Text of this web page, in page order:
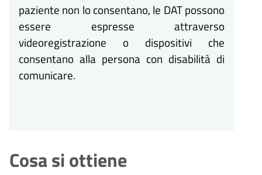
paziente non lo consentano, le DAT possono
essere espresse attraverso
videoregistrazione o dispositivi che
consentano alla persona con disabilità di
comunicare.
Cosa si ottiene